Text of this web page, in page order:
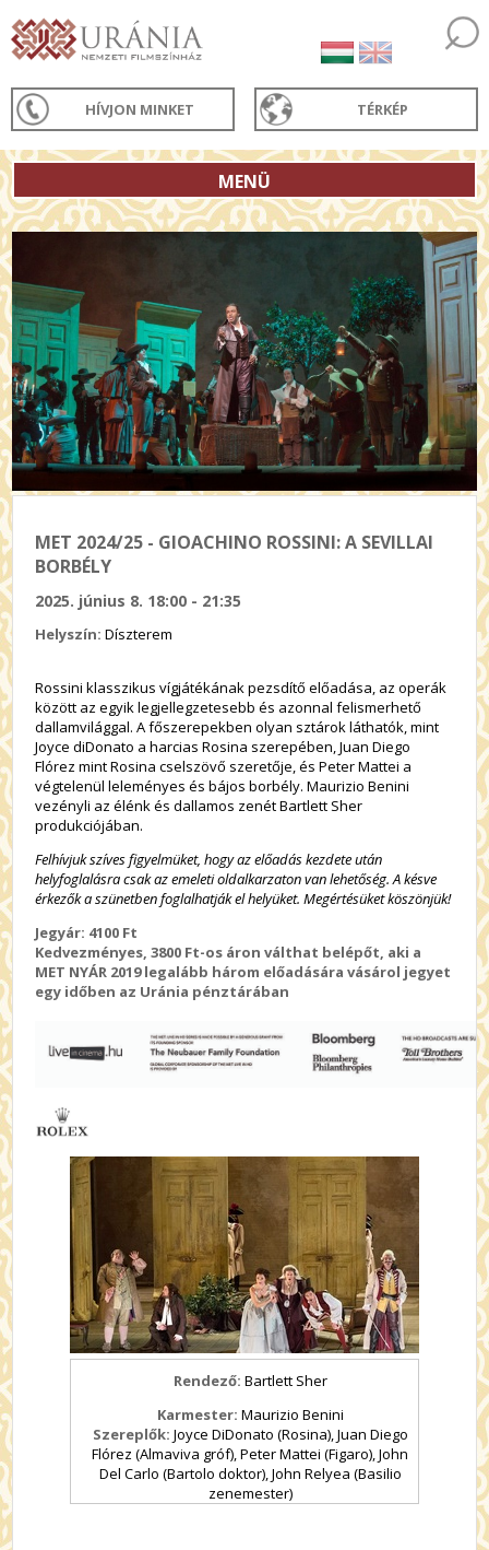
HÍVJON MINKET TÉRKÉP
MENÜ
MET 2024/25 - GIOACHINO ROSSINI: A SEVILLAI
BORBÉLY
2025. június 8. 18:00 - 21:35
Helyszín:Díszterem
Rossini klasszikus vígjátékának pezsdítő előadása, az operák
között az egyik legjellegzetesebb és azonnal felismerhető
dallamvilággal. A főszerepekben olyan sztárok láthatók, mint
Joyce diDonato a harcias Rosina szerepében, Juan Diego
Flórez mint Rosina cselszövő szeretője, és Peter Mattei a
végtelenül leleményes és bájos borbély. Maurizio Benini
vezényli az élénk és dallamos zenét Bartlett Sher
produkciójában.
Felhívjuk szíves figyelmüket, hogy az előadás kezdete után
helyfoglalásra csak az emeleti oldalkarzaton van lehetőség. A késve
érkezők a szünetben foglalhatják el helyüket. Megértésüket köszönjük!
Jegyár: 4100 Ft
Kedvezményes, 3800 Ft-os áron válthat belépőt, aki a
MET NYÁR 2019 legalább három előadására vásárol jegyet
egy időben az Uránia pénztárában
Rendező: Bartlett Sher
Karmester: Maurizio Benini
Szereplők: Joyce DiDonato (Rosina), Juan Diego
Flórez (Almaviva gróf), Peter Mattei (Figaro), John
Del Carlo (Bartolo doktor), John Relyea (Basilio
zenemester)